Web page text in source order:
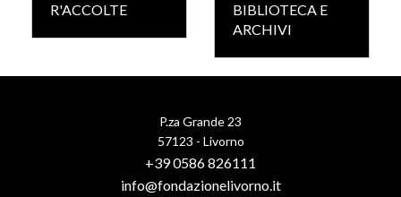
R'ACCOLTE
BIBLIOTECA E
ARCHIVI
P.za Grande 23
57123 - Livorno
+39 0586 826111
info@fondazionelivorno.it